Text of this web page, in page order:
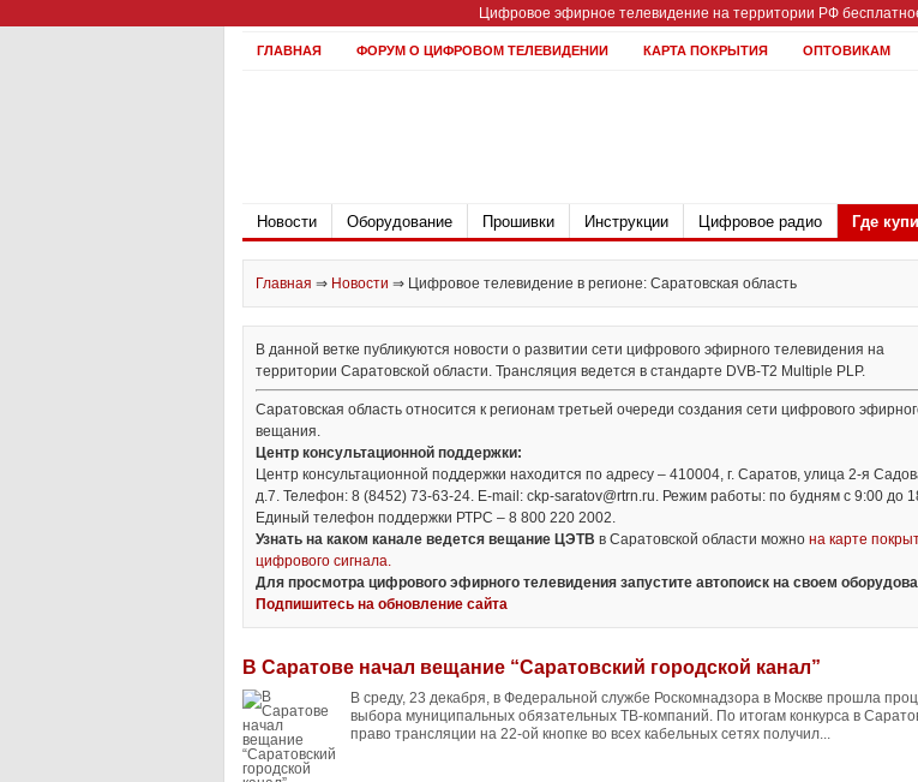
Цифровое эфирное телевидение на территории РФ
ГЛАВНАЯ ФОРУМ О ЦИФРОВОМ ТЕЛЕВИДЕНИИ КАРТА ПОКРЫТИЯ ОПТОВИКАМ
Новости Оборудование Прошивки Инструкции Цифровое радио Где
Главная ⇒ Новости ⇒ Цифровое телевидение в регионе: Саратовская область
В данной ветке публикуются новости о развитии сети цифрового эфирного телевидения на
территории Саратовской области. Трансляция ведется в стандарте DVB-T2 Multiple PLP.
Саратовская область относится к регионам третьей очереди создания сети цифрового
вещания.
Центр консультационной поддержки:
Центр консультационной поддержки находится по адресу – 410004, г. Саратов, улица 2-я
д.7. Телефон: 8 (8452) 73-63-24. E-mail: ckp-saratov@rtrn.ru. Режим работы: по будням с 9:00 до
Единый телефон поддержки РТРС – 8 800 220 2002.
Узнать на каком канале ведется вещание ЦЭТВ в Саратовской области можно на карте
цифрового сигнала.
Для просмотра цифрового эфирного телевидения запустите автопоиск на своем
Подпишитесь на обновление сайта
В Саратове начал вещание “Саратовский городской канал”
В среду, 23 декабря, в Федеральной службе Роскомнадзора в Москве прошла
выбора муниципальных обязательных ТВ-компаний. По итогам конкурса в
право трансляции на 22-ой кнопке во всех кабельных сетях получил...